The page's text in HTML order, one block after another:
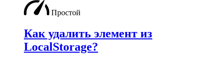
Простой
Как удалить элемент из
LocalStorage?